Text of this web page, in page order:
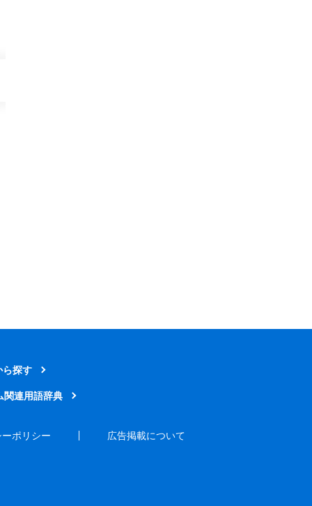
ら探す
関連用語辞典
ポリシー 広告掲載について